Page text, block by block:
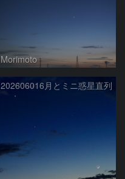
Morimoto
202606016月とミニ惑星直列